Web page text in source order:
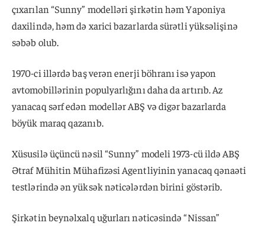
çıxarılan “Sunny” modelləri şirkətin həm Yaponiya
daxilində, həm də xarici bazarlarda sürətli yüksəlişinə
səbəb olub.
1970-ci illərdə baş verən enerji böhranı isə yapon
avtomobillərinin populyarlığını daha da artırıb. Az
yanacaq sərf edən modellər ABŞ və digər bazarlarda
böyük maraq qazanıb.
Xüsusilə üçüncü nəsil “Sunny” modeli 1973-cü ildə ABŞ
Ətraf Mühitin Mühafizəsi Agentliyinin yanacaq qənaəti
testlərində ən yüksək nəticələrdən birini göstərib.
Şirkətin beynəlxalq uğurları nəticəsində “Nissan”